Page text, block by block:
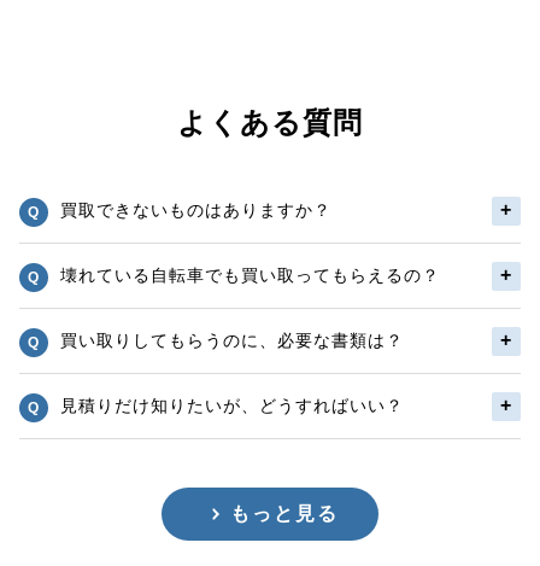
よくある質問
買取できないものはありますか？
壊れている自転車でも買い取ってもらえるの？
買い取りしてもらうのに、必要な書類は？
見積りだけ知りたいが、どうすればいい？
もっと見る